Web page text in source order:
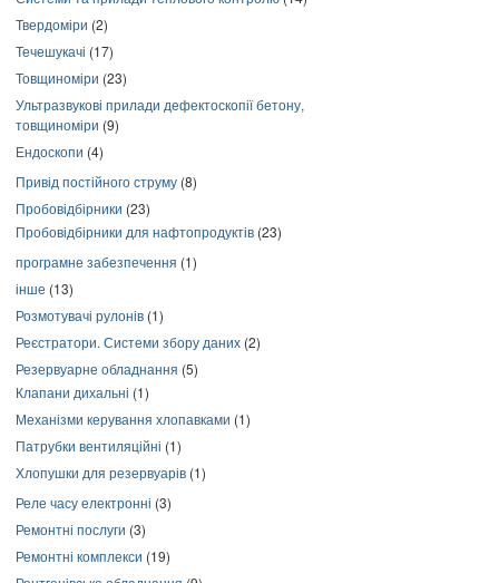
Твердоміри (2)
Течешукачі (17)
Товщиноміри (23)
Ультразвукові прилади дефектоскопії бетону,
товщиноміри (9)
Ендоскопи (4)
Привід постійного струму (8)
Пробовідбірники (23)
Пробовідбірники для нафтопродуктів (23)
програмне забезпечення (1)
інше (13)
Розмотувачі рулонів (1)
Реєстратори. Системи збору даних (2)
Резервуарне обладнання (5)
Клапани дихальні (1)
Механізми керування хлопавками (1)
Патрубки вентиляційні (1)
Хлопушки для резервуарів (1)
Реле часу електронні (3)
Ремонтні послуги (3)
Ремонтні комплекси (19)